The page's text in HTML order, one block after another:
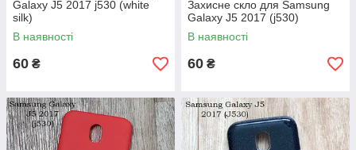
Galaxy J5 2017 j530 (white
silk)
В наявності
60 ₴
Захисне скло для Samsung
Galaxy J5 2017 (j530)
В наявності
60 ₴